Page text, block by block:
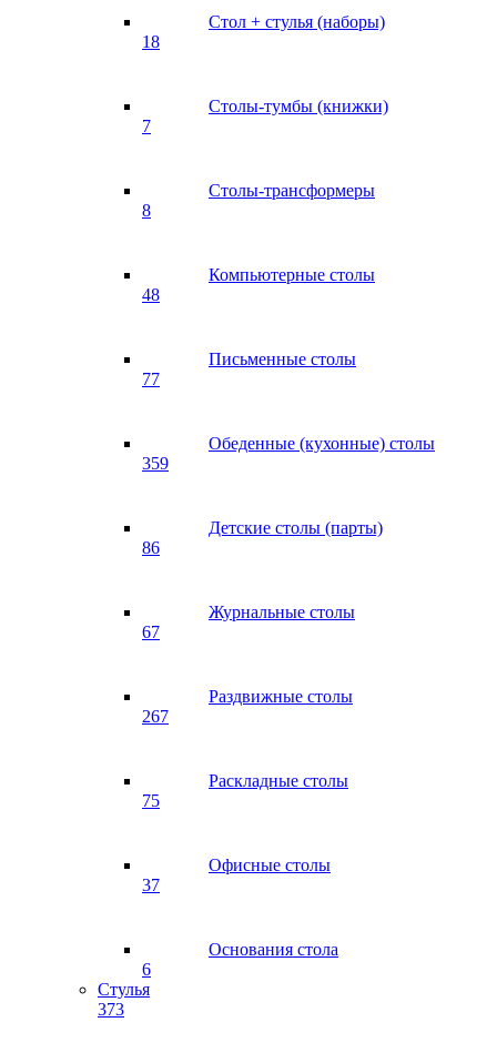
Стол + стулья (наборы)
18
Столы-тумбы (книжки)
7
Столы-трансформеры
8
Компьютерные столы
48
Письменные столы
77
Обеденные (кухонные) столы
359
Детские столы (парты)
86
Журнальные столы
67
Раздвижные столы
267
Раскладные столы
75
Офисные столы
37
Основания стола
6
Стулья
373